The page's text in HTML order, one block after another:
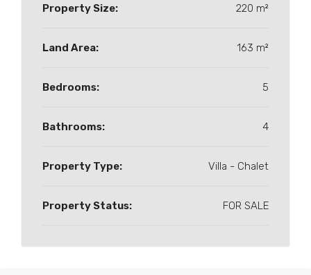
Property Size: 220 m²
Land Area: 163 m²
Bedrooms: 5
Bathrooms: 4
Property Type: Villa - Chalet
Property Status: FOR SALE